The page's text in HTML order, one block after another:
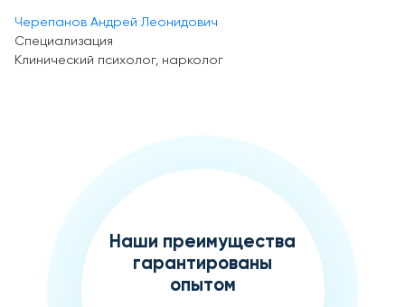
Черепанов Андрей Леонидович
Специализация
Клинический психолог, нарколог
Наши преимущества
гарантированы
опытом